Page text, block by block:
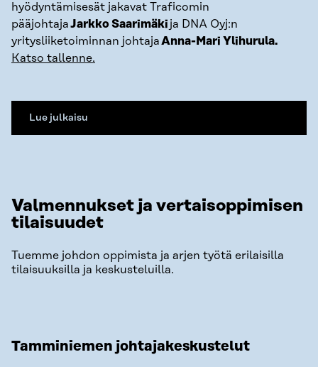
hyödyntämisesät jakavat Traficomin
pääjohtajaJarkko Saarimäki ja DNA Oyj:n
yritysliiketoiminnan johtajaAnna-Mari Ylihurula.
Katso tallenne.
Lue julkaisu
Valmennukset ja vertaisoppimisen
tilaisuudet
Tuemme johdon oppimista ja arjen työtä erilaisilla
tilaisuuksilla ja keskusteluilla.
Tamminiemen johtajakeskustelut